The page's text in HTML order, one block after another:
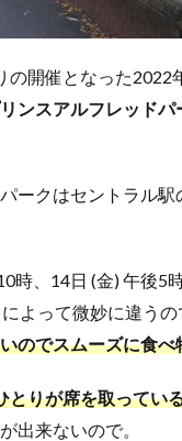
の開催となった
ンスアルフレッド
ークはセントラル
時、14日 (金) 午後5
よって微妙に違う
のでスムーズに食べ
とりが席を取ってい
出来ないので。